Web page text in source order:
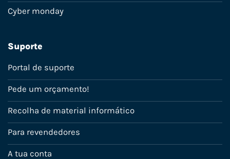
Cyber monday
Suporte
Portal de suporte
Pede um orçamento!
Recolha de material informático
Para revendedores
A tua conta